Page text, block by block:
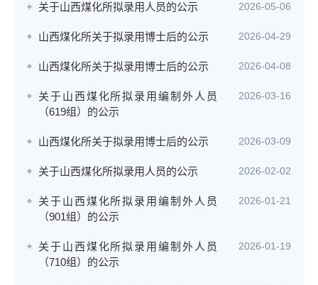
关于山西煤化所拟录用人员的公示 2026-05-06
山西煤化所关于拟录用博士后的公示 2026-04-29
山西煤化所关于拟录用博士后的公示 2026-04-08
关于山西煤化所拟录用编制外人员
（619组）的公示
2026-03-16
山西煤化所关于拟录用博士后的公示 2026-03-09
关于山西煤化所拟录用人员的公示 2026-02-02
关于山西煤化所拟录用编制外人员
（901组）的公示
2026-01-21
关于山西煤化所拟录用编制外人员
（710组）的公示
2026-01-19